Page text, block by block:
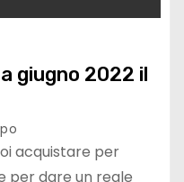
giugno 2022 il
acquistare per
per dare un reale